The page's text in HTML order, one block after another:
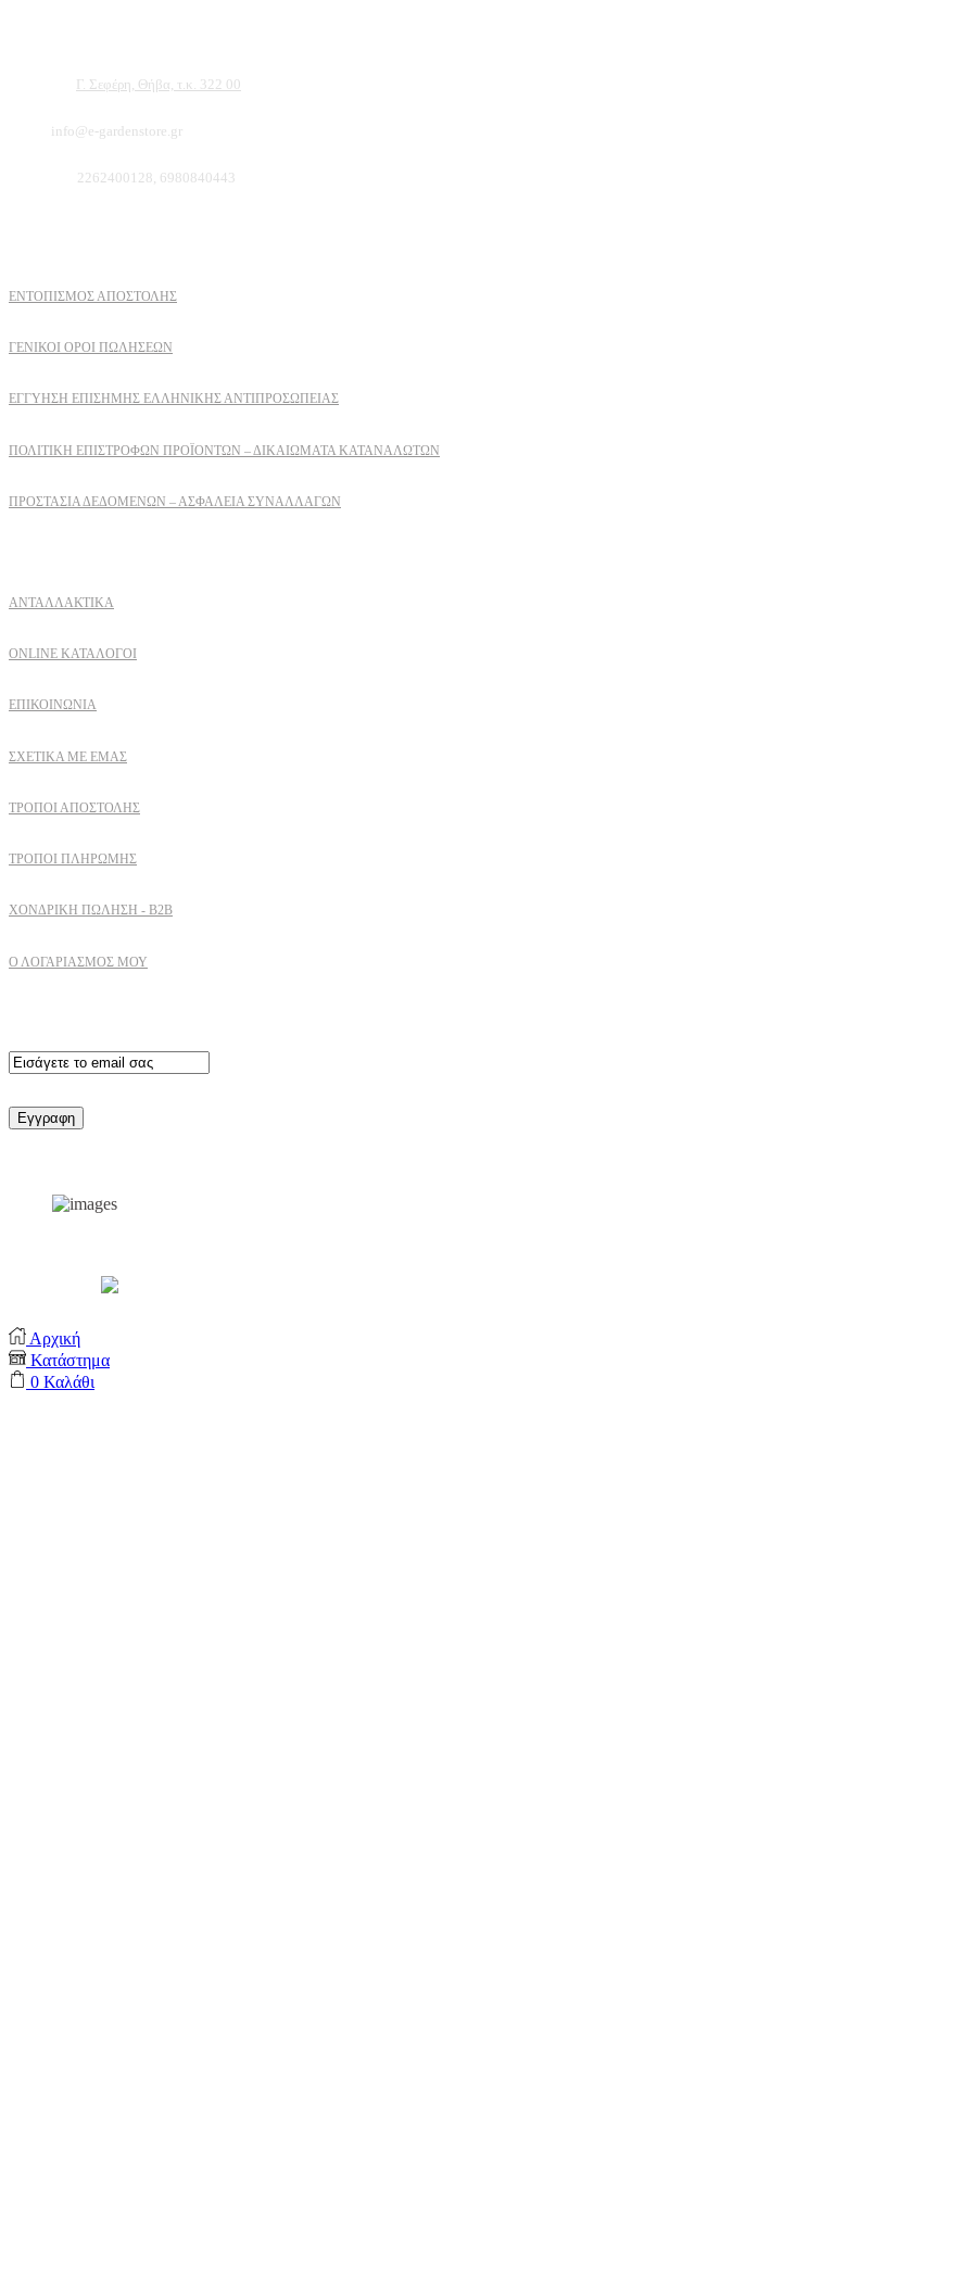
Γ. Σεφέρη, Θήβα, τ.κ. 322 00
info@e-gardenstore.gr
2262400128, 6980840443
ΕΝΤΟΠΙΣΜΟΣ ΑΠΟΣΤΟΛΗΣ
ΓΕΝΙΚΟΙ ΟΡΟΙ ΠΩΛΗΣΕΩΝ
ΕΓΓΎΗΣΗ ΕΠΊΣΗΜΗΣ ΕΛΛΗΝΙΚΉΣ ΑΝΤΙΠΡΟΣΩΠΕΊΑΣ
ΠΟΛΙΤΙΚΉ ΕΠΙΣΤΡΟΦΏΝ ΠΡΟΪΌΝΤΩΝ – ΔΙΚΑΙΏΜΑΤΑ ΚΑΤΑΝΑΛΩΤΏΝ
ΠΡΟΣΤΑΣΊΑ ΔΕΔΟΜΈΝΩΝ – ΑΣΦΆΛΕΙΑ ΣΥΝΑΛΛΑΓΏΝ
ΑΝΤΑΛΛΑΚΤΙΚΑ
ONLINE ΚΑΤΑΛΟΓΟΙ
ΕΠΙΚΟΙΝΩΝΙΑ
ΣΧΕΤΙΚΆ ΜΕ ΕΜΆΣ
ΤΡΌΠΟΙ ΑΠΟΣΤΟΛΉΣ
ΤΡΌΠΟΙ ΠΛΗΡΩΜΉΣ
ΧΟΝΔΡΙΚΉ ΠΏΛΗΣΗ - B2B
Ο ΛΟΓΑΡΙΑΣΜΟΣ ΜΟΥ
Αρχική
Κατάστημα
0 Καλάθι